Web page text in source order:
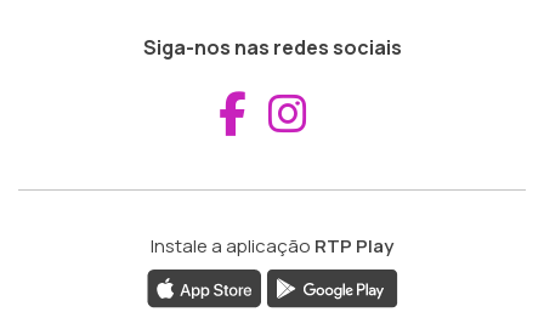
Siga-nos nas redes sociais
Aceder ao
Instale a aplicação RTP Play